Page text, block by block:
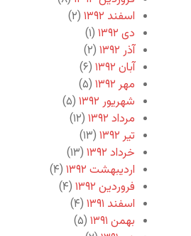
اسفند ۱۳۹۲
(۲)
دی ۱۳۹۲
(۱)
آذر ۱۳۹۲
(۲)
آبان ۱۳۹۲
(۶)
مهر ۱۳۹۲
(۵)
شهریور ۱۳۹۲
(۵)
مرداد ۱۳۹۲
(۱۲)
تیر ۱۳۹۲
(۱۳)
خرداد ۱۳۹۲
(۱۳)
اردیبهشت ۱۳۹۲
(۴)
فروردین ۱۳۹۲
(۴)
اسفند ۱۳۹۱
(۴)
بهمن ۱۳۹۱
(۵)